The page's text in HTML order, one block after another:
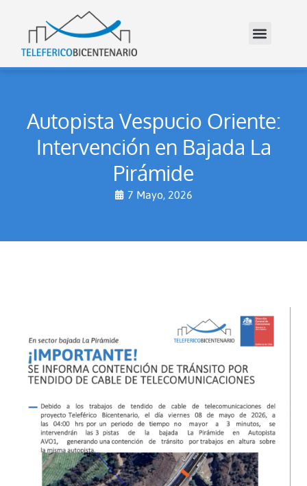
Autopista Vespucio Oriente:
Intervención en Bajada La
Pirámide
7 Mayo, 2026